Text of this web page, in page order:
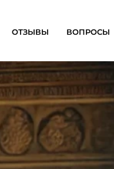
ОТЗЫВЫ ВОПРОСЫ